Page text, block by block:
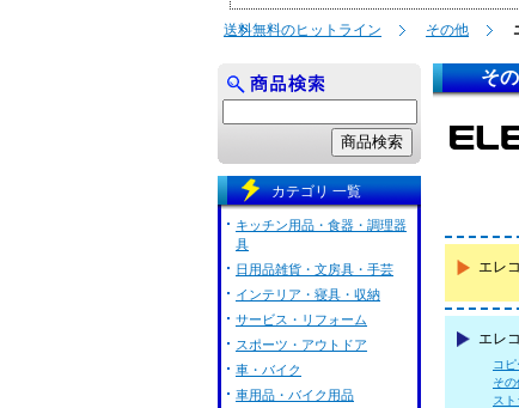
送料無料のヒットライン その他
そ
エレ
エレ
コ
そ
ス
カテゴリ 一覧
キッチン用品・食器・調理器
具
日用品雑貨・文房具・手芸
インテリア・寝具・収納
サービス・リフォーム
スポーツ・アウトドア
車・バイク
車用品・バイク用品